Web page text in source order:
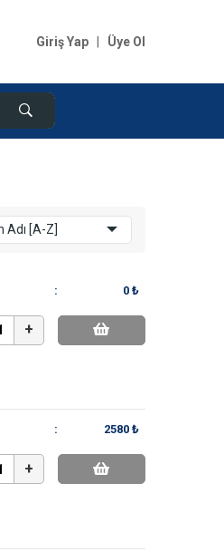
Giriş Yap Üye Ol
Adı [A-Z]
: 0 ₺
+
: 2580 ₺
+